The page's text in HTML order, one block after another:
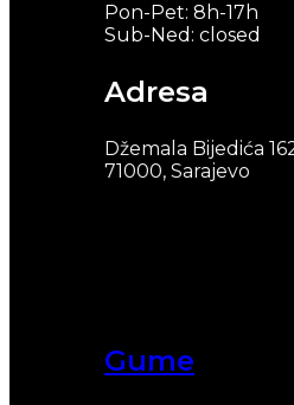
Gume
Pon-Pet: 8h-17h
Sub-Ned: closed
Adresa
Džemala Bijedića
71000, Sarajevo